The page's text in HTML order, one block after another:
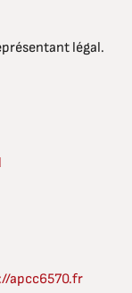
légal.
apcc6570.fr